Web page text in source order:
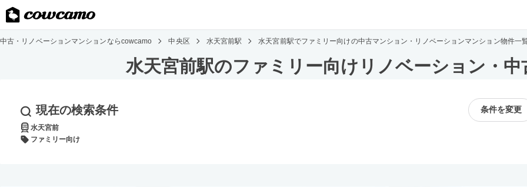
中古・リノベーションマンションならcowcamo 中央区 水天宮前駅 水天宮前駅でファミリー向けの中古マンション・リノベーションマンション物件一
水天宮前駅のファミリー向けリノベーション・
現在の検索条件 条件を変更
水天宮前
ファミリー向け